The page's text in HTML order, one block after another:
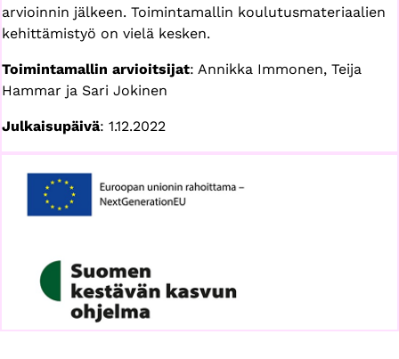
arvioinnin jälkeen. Toimintamallin koulutusmateriaalien
kehittämistyö on vielä kesken.
Toimintamallin arvioitsijat: Annikka Immonen, Teija
Hammar ja Sari Jokinen
Julkaisupäivä: 1.12.2022